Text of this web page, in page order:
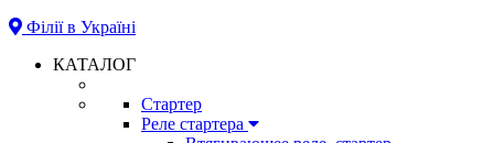
Філії в Україні
КАТАЛОГ
Стартер
Реле стартера